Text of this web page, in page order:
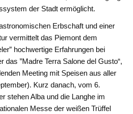
der Stadt ermöglicht.
Erbschaft und einer
vermittelt das Piemont dem
hochwertige Erfahrungen bei
das ”Madre Terra Salone del Gusto“,
Meeting mit Speisen aus aller
Kurz danach, vom 6.
stehen Alba und die Langhe im
Messe der weißen Trüffel